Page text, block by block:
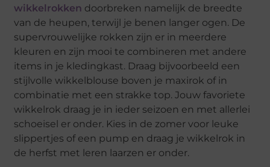
wikkelrokken doorbreken namelijk de breedte
van de heupen, terwijl je benen langer ogen. De
supervrouwelijke rokken zijn er in meerdere
kleuren en zijn mooi te combineren met andere
items in je kledingkast. Draag bijvoorbeeld een
stijlvolle wikkelblouse boven je maxirok of in
combinatie met een strakke top. Jouw favoriete
wikkelrok draag je in ieder seizoen en met allerlei
schoeisel er onder. Kies in de zomer voor leuke
slippertjes of een pump en draag je wikkelrok in
de herfst met leren laarzen er onder.